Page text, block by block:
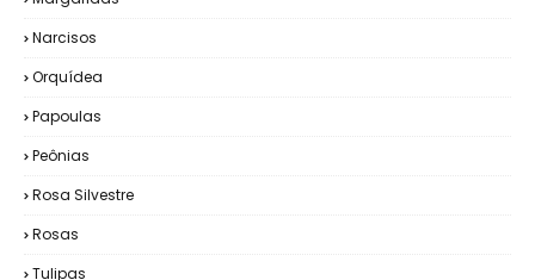
Narcisos
Orquídea
Papoulas
Peônias
Rosa Silvestre
Rosas
Tulipas